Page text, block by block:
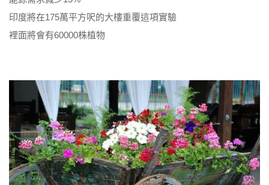
印度將在175萬平方呎的大樓重覆這項實驗
裡面將會有60000株植物